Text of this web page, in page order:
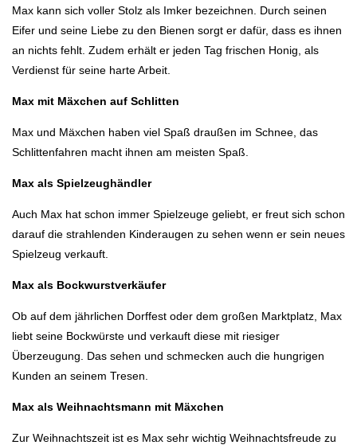
Max kann sich voller Stolz als Imker bezeichnen. Durch seinen
Eifer und seine Liebe zu den Bienen sorgt er dafür, dass es ihnen
an nichts fehlt. Zudem erhält er jeden Tag frischen Honig, als
Verdienst für seine harte Arbeit.
Max mit Mäxchen auf Schlitten
Max und Mäxchen haben viel Spaß draußen im Schnee, das
Schlittenfahren macht ihnen am meisten Spaß.
Max als Spielzeughändler
Auch Max hat schon immer Spielzeuge geliebt, er freut sich schon
darauf die strahlenden Kinderaugen zu sehen wenn er sein neues
Spielzeug verkauft.
Max als Bockwurstverkäufer
Ob auf dem jährlichen Dorffest oder dem großen Marktplatz, Max
liebt seine Bockwürste und verkauft diese mit riesiger
Überzeugung. Das sehen und schmecken auch die hungrigen
Kunden an seinem Tresen.
Max als Weihnachtsmann mit Mäxchen
Zur Weihnachtszeit ist es Max sehr wichtig Weihnachtsfreude zu